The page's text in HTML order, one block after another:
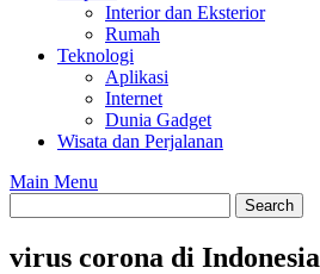
Interior dan Eksterior
Rumah
Teknologi
Aplikasi
Internet
Dunia Gadget
Wisata dan Perjalanan
Main Menu
virus corona di Indonesia